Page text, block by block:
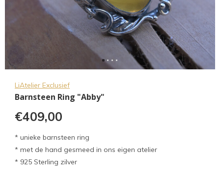
LiAtelier Exclusief
Barnsteen Ring "Abby"
€409,00
* unieke barnsteen ring
* met de hand gesmeed in ons eigen atelier
* 925 Sterling zilver